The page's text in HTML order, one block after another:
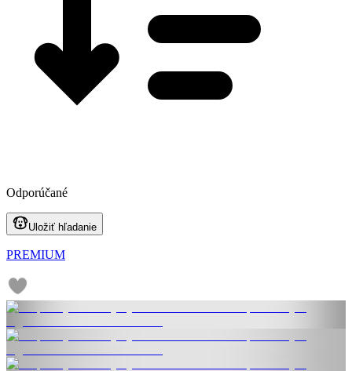
Odporúčané
Uložiť hľadanie
PREMIUM